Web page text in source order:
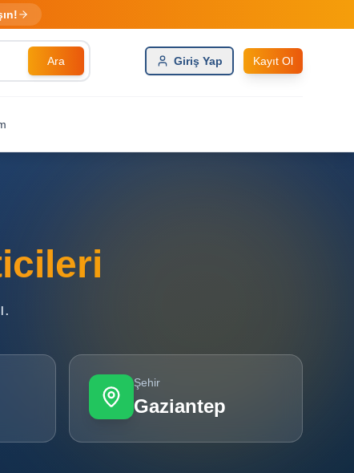
Ara Giriş Yap Kayıt Ol
Şehir
Gaziantep